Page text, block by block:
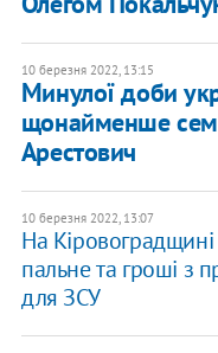
10 березня 2022, 13:15
Минулої доби
щонайменше
Арестович
10 березня 2022, 13:07
На
пальне та гроші з
для ЗСУ